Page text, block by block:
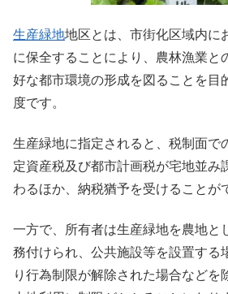
生産緑地地区とは、市街化区域内に
に保全することにより、農林漁業と
好な都市環境の形成を図ることを目
度です。
生産緑地に指定されると、税制面で
定資産税及び都市計画税が宅地並み
わるほか、納税猶予を受けることが
一方で、所有者は生産緑地を農地と
務付けられ、公共施設等を設置する
り行為制限が解除された場合などを